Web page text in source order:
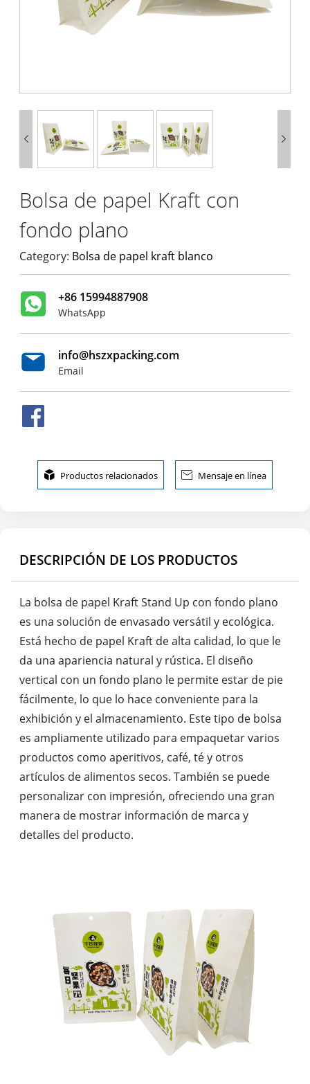
 
Bolsa de papel Kraft con
fondo plano
Category: Bolsa de papel kraft blanco
+86 15994887908
WhatsApp
info@hszxpacking.com
Email
 Productos relacionados  Mensaje en línea
DESCRIPCIÓN DE LOS PRODUCTOS
La bolsa de papel Kraft Stand Up con fondo plano
es una solución de envasado versátil y ecológica.
Está hecho de papel Kraft de alta calidad, lo que le
da una apariencia natural y rústica. El diseño
vertical con un fondo plano le permite estar de pie
fácilmente, lo que lo hace conveniente para la
exhibición y el almacenamiento. Este tipo de bolsa
es ampliamente utilizado para empaquetar varios
productos como aperitivos, café, té y otros
artículos de alimentos secos. También se puede
personalizar con impresión, ofreciendo una gran
manera de mostrar información de marca y
detalles del producto.